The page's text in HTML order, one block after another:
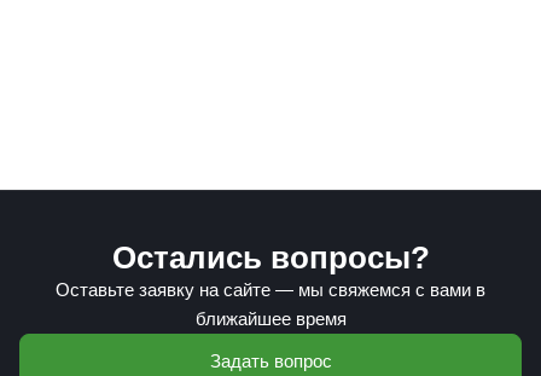
Остались вопросы?
Оставьте заявку на сайте — мы свяжемся с вами в
ближайшее время
Задать вопрос